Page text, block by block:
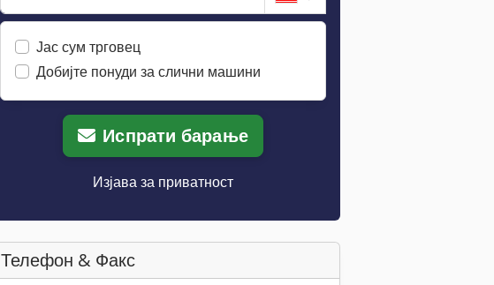
Јас сум трговец
Добијте понуди за слични машини
Испрати барање
Изјава за приватност
Телефон & Факс